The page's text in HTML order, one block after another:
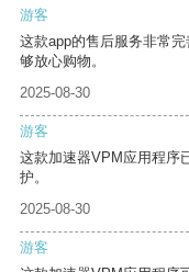
游客
这款app的售后服务非常
够放心购物。
2025-08-30
游客
这款加速器VPM应用程序
护。
2025-08-30
游客